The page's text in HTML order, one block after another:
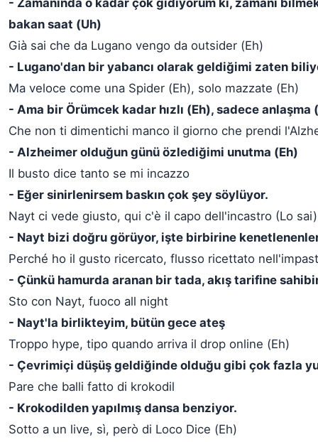
- Zamanında o kadar çok gidiyorum ki, zamanı
bakan saat (Uh)
Già sai che da Lugano vengo da outsider (Eh)
- Lugano'dan bir yabancı olarak geldiğimi zaten
Ma veloce come una Spider (Eh), solo mazzate (Eh)
- Ama bir Örümcek kadar hızlı (Eh), sadece anlaşma
Che non ti dimentichi manco il giorno che prendi
- Alzheimer olduğun günü özlediğimi unutma (Eh)
Il busto dice tanto se mi incazzo
- Eğer sinirlenirsem baskın çok şey söylüyor.
Nayt ci vede giusto, qui c'è il capo dell'incastro (Lo sai)
- Nayt bizi doğru görüyor, işte birbirine
Perché ho il gusto ricercato, flusso ricettato
- Çünkü hamurda aranan bir tada, akış tarifine
Sto con Nayt, fuoco all night
- Nayt'la birlikteyim, bütün gece ateş
Troppo hype, tipo quando arriva il drop online (Eh)
- Çevrimiçi düşüş geldiğinde olduğu gibi çok fazla
Pare che balli fatto di krokodil
- Krokodilden yapılmış dansa benziyor.
Sotto a un live, sì, però di Loco Dice (Eh)